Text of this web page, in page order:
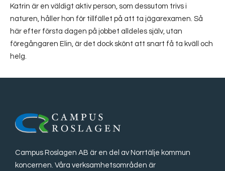
Katrin är en väldigt aktiv person, som dessutom trivs i
naturen, håller hon för tillfället på att ta jägarexamen. Så
här efter första dagen på jobbet alldeles själv, utan
föregångaren Elin, är det dock skönt att snart få ta kväll och
helg.
Campus Roslagen AB är en del av Norrtälje kommun
koncernen. Våra verksamhetsområden är